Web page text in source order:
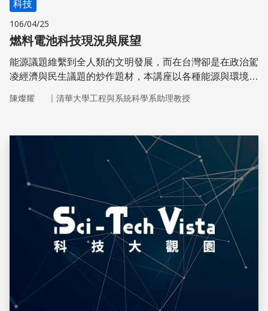
科技
106/04/25
燃料電池科技現況與展望
能源議題維繫到全人類的文明發展，而在台灣卻是在政治駕
凌經濟與民生議題的炒作題材，本講座以各種能源與環境汙
效益、環境汙染、與燃料電池等新能源技術展望，提供完全
陳燦耀 ｜ 清華大學工程與系統科學系助理教授
儲存